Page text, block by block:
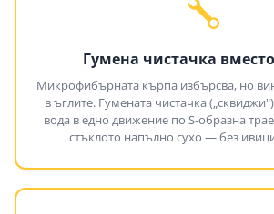
Гумена чистачка
Микрофибърната кърпа избърсва, но
в ъглите. Гумената чистачка
вода в едно движение по S-образна
стъклото напълно сухо — без